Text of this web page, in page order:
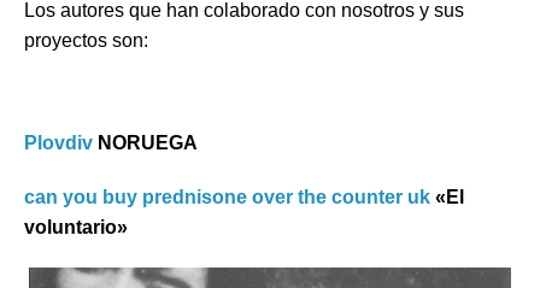
Los autores que han colaborado con nosotros y sus
proyectos son:
Plovdiv NORUEGA
can you buy prednisone over the counter uk « El
voluntario»